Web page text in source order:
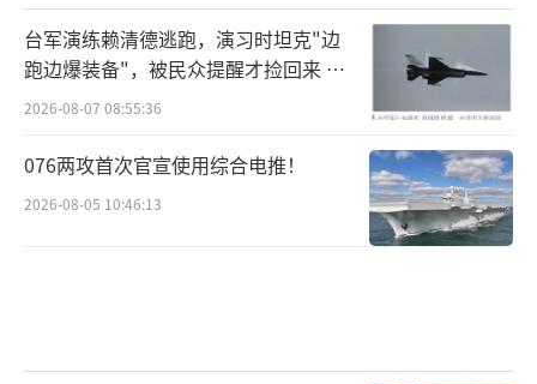
台军演练赖清德逃跑，演习时坦克"边
跑边爆装备"，被民众提醒才捡回来 演
习状况频出引发关注
2026-08-07 08:55:36
076两攻首次官宣使用综合电推！
2026-08-05 10:46:13